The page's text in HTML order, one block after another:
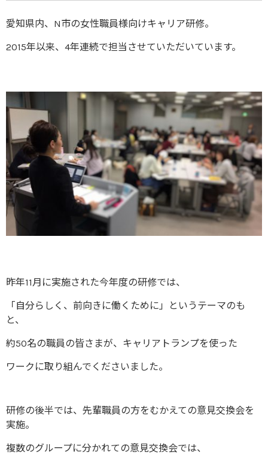
愛知県内、N市の女性職員様向けキャリア研修。
2015年以来、4年連続で担当させていただいています。
昨年11月に実施された今年度の研修では、
「自分らしく、前向きに働くために」というテーマのも
と、
約50名の職員の皆さまが、キャリアトランプを使った
ワークに取り組んでくださいました。
研修の後半では、先輩職員の方をむかえての意見交換会を
実施。
複数のグループに分かれての意見交換会では、